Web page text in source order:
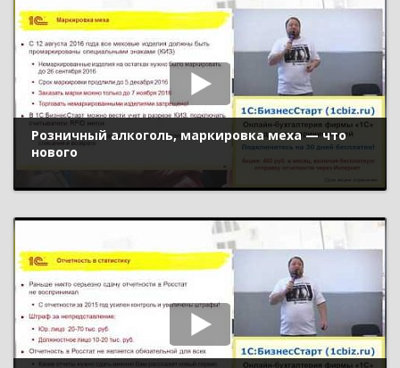
Розничный алкоголь, маркировка меха — что
нового